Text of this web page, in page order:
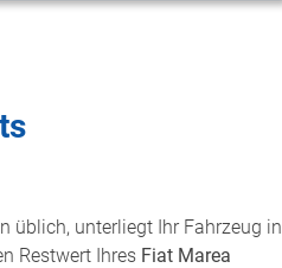
üblich, unterliegt Ihr Fahrzeug in
Restwert Ihres Fiat Marea